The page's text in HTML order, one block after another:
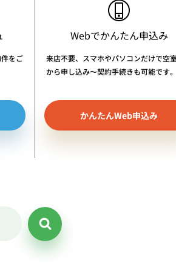
をご
Webでかんたん申込み
来店不要、スマホやパソコンだけで空
から申し込み〜契約手続きも可能です。
かんたんWeb申込み